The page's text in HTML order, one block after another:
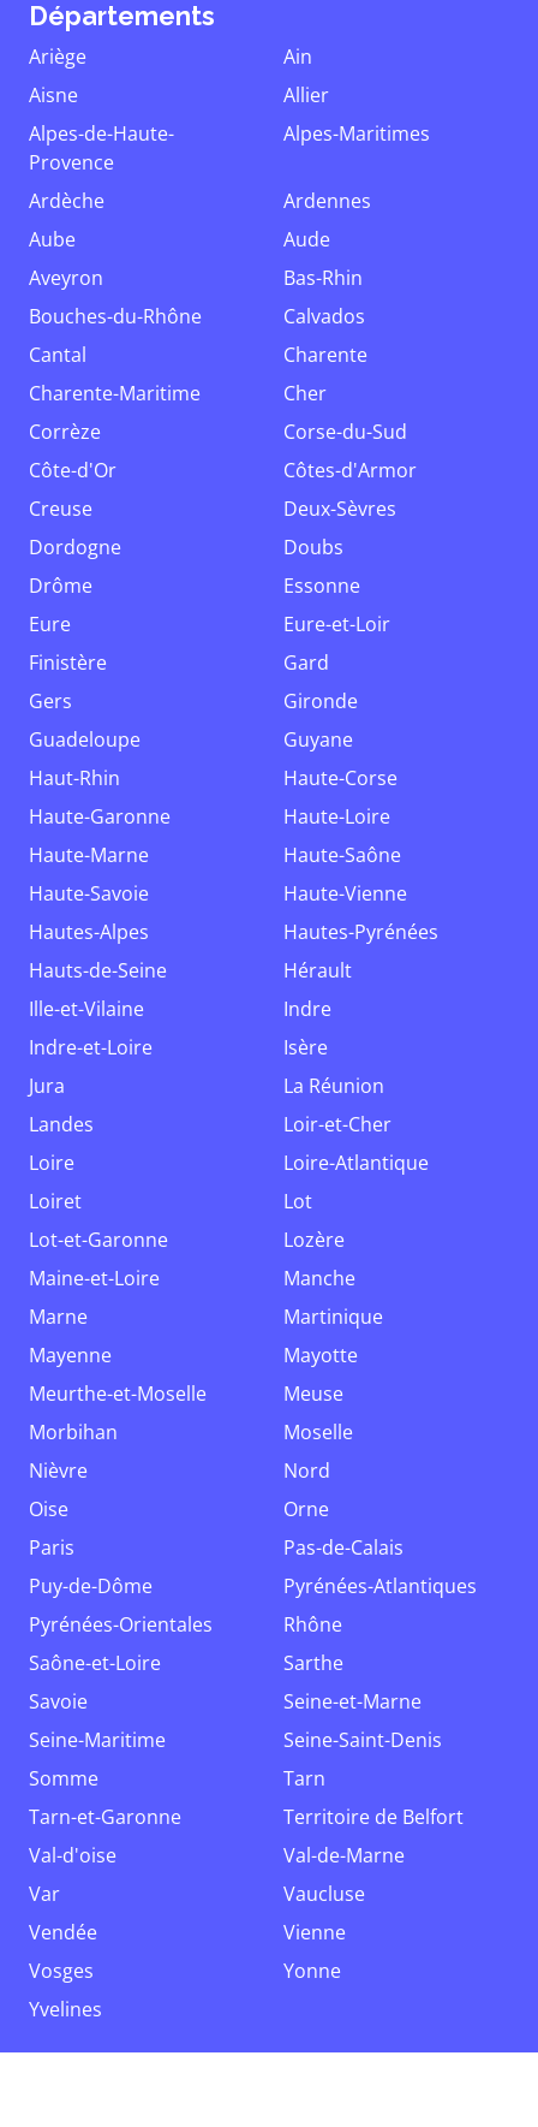
Départements
Ariège
Ain
Aisne
Allier
Alpes-de-Haute-
Provence
Alpes-Maritimes
Ardèche
Ardennes
Aube
Aude
Aveyron
Bas-Rhin
Bouches-du-Rhône
Calvados
Cantal
Charente
Charente-Maritime
Cher
Corrèze
Corse-du-Sud
Côte-d'Or
Côtes-d'Armor
Creuse
Deux-Sèvres
Dordogne
Doubs
Drôme
Essonne
Eure
Eure-et-Loir
Finistère
Gard
Gers
Gironde
Guadeloupe
Guyane
Haut-Rhin
Haute-Corse
Haute-Garonne
Haute-Loire
Haute-Marne
Haute-Saône
Haute-Savoie
Haute-Vienne
Hautes-Alpes
Hautes-Pyrénées
Hauts-de-Seine
Hérault
Ille-et-Vilaine
Indre
Indre-et-Loire
Isère
Jura
La Réunion
Landes
Loir-et-Cher
Loire
Loire-Atlantique
Loiret
Lot
Lot-et-Garonne
Lozère
Maine-et-Loire
Manche
Marne
Martinique
Mayenne
Mayotte
Meurthe-et-Moselle
Meuse
Morbihan
Moselle
Nièvre
Nord
Oise
Orne
Paris
Pas-de-Calais
Puy-de-Dôme
Pyrénées-Atlantiques
Pyrénées-Orientales
Rhône
Saône-et-Loire
Sarthe
Savoie
Seine-et-Marne
Seine-Maritime
Seine-Saint-Denis
Somme
Tarn
Tarn-et-Garonne
Territoire de Belfort
Val-d'oise
Val-de-Marne
Var
Vaucluse
Vendée
Vienne
Vosges
Yonne
Yvelines